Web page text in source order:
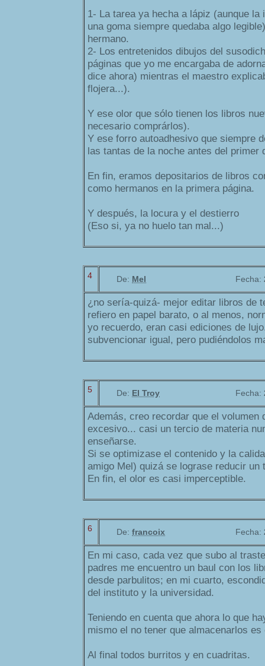
1- La tarea ya hecha a lápiz (aunque la
una goma siempre quedaba algo
hermano.
2- Los entretenidos dibujos del
páginas que yo me encargaba de
dice ahora) mientras el maestro
flojera...).
Y ese olor que sólo tienen los libros
necesario comprárlos).
Y ese forro autoadhesivo que siempre
las tantas de la noche antes del primer
En fin, eramos depositarios de libros
como hermanos en la primera página.
Y después, la locura y el destierro
(Eso si, ya no huelo tan mal...)
4 De: Mel Fecha:
¿no sería-quizá- mejor editar libros de
refiero en papel barato, o al menos,
yo recuerdo, eran casi ediciones de
subvencionar igual, pero pudiéndolos
5 De: El Troy Fecha:
Además, creo recordar que el volumen
excesivo... casi un tercio de materia
enseñarse.
Si se optimizase el contenido y la
amigo Mel) quizá se lograse reducir un
En fin, el olor es casi imperceptible.
6 De: francoix Fecha:
En mi caso, cada vez que subo al
padres me encuentro un baul con los
desde parbulitos; en mi cuarto,
del instituto y la universidad.
Teniendo en cuenta que ahora lo que
mismo el no tener que almacenarlos es
Al final todos burritos y en cuadritas.